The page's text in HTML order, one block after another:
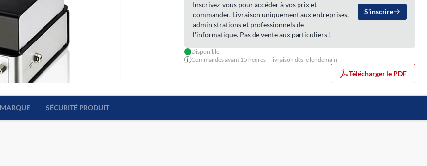
Inscrivez-vous pour accéder à vos prix et
commander. Livraison uniquement aux entreprises,
administrations et professionnels de
l'informatique. Pas de vente aux particuliers !
S'inscrire
Disponible
Commandes avant 15 heures – livraison dès le lendemain
Télécharger le PDF
MARQUE SÉCURITÉ PRODUIT